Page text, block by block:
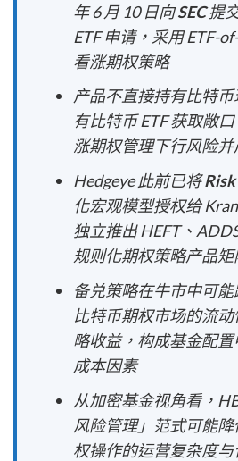
年 6 月 10 日向SEC提
ETF 申请，采用 ETF-
看涨期权策略
产品不直接持有比特
有比特币 ETF 获取敞
涨期权管理下行风险
Hedgeye 此前已将Risk
化宏观模型授权给
独立推出 HEFT、
规则化期权策略产品矩
备兑策略在牛市中可
比特币期权市场的流
略收益，构成基金配
成本因素
从加密基金视角看，
风险管理」范式可能
权操作的运营复杂度